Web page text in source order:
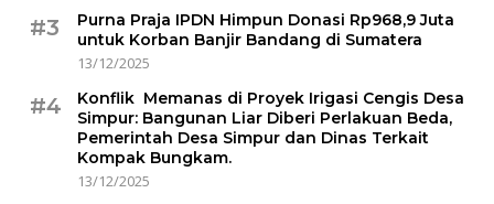
#3
Purna Praja IPDN Himpun Donasi Rp968,9 Juta
untuk Korban Banjir Bandang di Sumatera
13/12/2025
#4
Konflik Memanas di Proyek Irigasi Cengis Desa
Simpur: Bangunan Liar Diberi Perlakuan Beda,
Pemerintah Desa Simpur dan Dinas Terkait
Kompak Bungkam.
13/12/2025